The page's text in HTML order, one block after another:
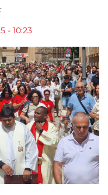
- 10:23